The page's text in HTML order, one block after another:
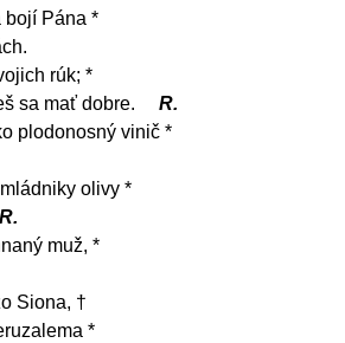
bojí Pána *
rúk; *
sa mať dobre.
R.
plodonosný vinič *
olivy *
R.
muž, *
Siona, †
*